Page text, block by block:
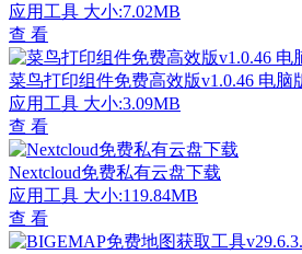
应用工具 大小:7.02MB
查 看
菜鸟打印组件免费高效版v1.0.46 电脑
应用工具 大小:3.09MB
查 看
Nextcloud免费私有云盘下载
应用工具 大小:119.84MB
查 看